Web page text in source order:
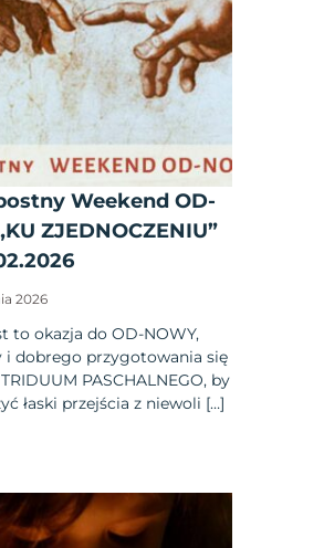
Weekend OD-
ZJEDNOCZENIU”
2026
to okazja do OD-NOWY,
i dobrego przygotowania się
PASCHALNEGO, by
łaski przejścia z niewoli […]